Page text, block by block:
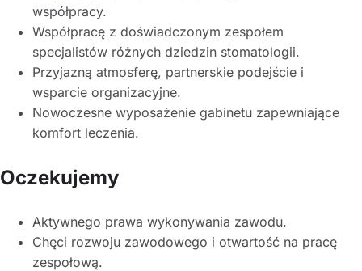
współpracy.
Współpracę z doświadczonym zespołem
specjalistów różnych dziedzin stomatologii.
Przyjazną atmosferę, partnerskie podejście i
wsparcie organizacyjne.
Nowoczesne wyposażenie gabinetu zapewniające
komfort leczenia.
Oczekujemy
Aktywnego prawa wykonywania zawodu.
Chęci rozwoju zawodowego i otwartość na pracę
zespołową.